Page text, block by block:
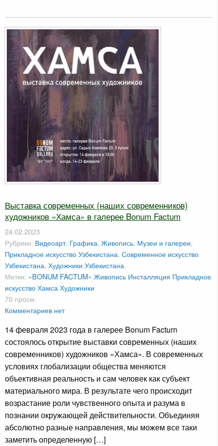
Выставка современных (наших современников)
художников «Хамса» в галерее Bonum Factum
24.02.2023
Рубрики: Видеоарт, Графика, Живопись, Музеи и галереи,
Прикладное искусство Узбекистана, Современное искусство
Узбекистана, Художники Узбекистана
Метки: «BONUM FACTUM» Живопись Инсталляция Прикладное
искусствоХамсаХудожники
70 просм.
Комментариев нет
14 февраля 2023 года в галерее Bonum Factum
состоялось открытие выставки современных (наших
современников) художников «Хамса». В современных
условиях глобализации общества меняются
объективная реальность и сам человек как субъект
материального мира. В результате чего происходит
возрастание роли чувственного опыта и разума в
познании окружающей действительности. Объединяя
абсолютно разные направления, мы можем все таки
заметить определенную […]